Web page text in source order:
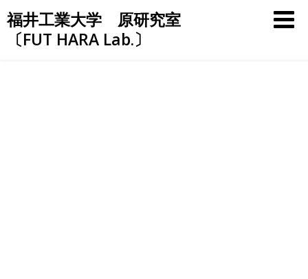
Skip
to
content
福井工業大学 原研究室
〔FUT HARA Lab.〕